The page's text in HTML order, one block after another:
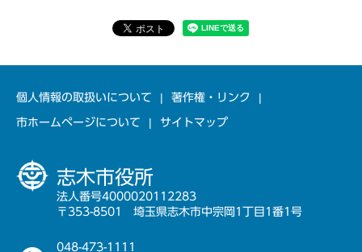
個人情報の取扱いについて 著作権・リンク
市ホームページについて サイトマップ
志木市役所
法人番号4000020112283
〒353-8501 埼玉県志木市中宗岡1丁目1番1号
048-473-1111